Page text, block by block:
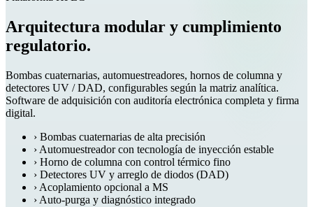
Arquitectura modular y cumplimiento
regulatorio.
Bombas cuaternarias, automuestreadores, hornos de columna y
detectores UV / DAD, configurables según la matriz analítica.
Software de adquisición con auditoría electrónica completa y firma
digital.
› Bombas cuaternarias de alta precisión
› Automuestreador con tecnología de inyección estable
› Horno de columna con control térmico fino
› Detectores UV y arreglo de diodos (DAD)
› Acoplamiento opcional a MS
› Auto-purga y diagnóstico integrado